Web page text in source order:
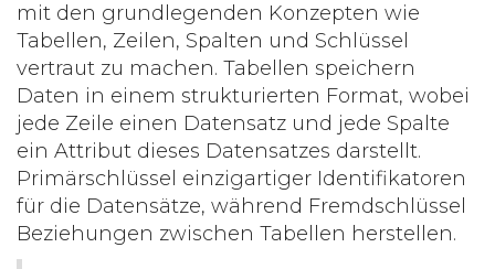
mit den grundlegenden Konzepten wie
Tabellen, Zeilen, Spalten und Schlüssel
vertraut zu machen. Tabellen speichern
Daten in einem strukturierten Format, wobei
jede Zeile einen Datensatz und jede Spalte
ein Attribut dieses Datensatzes darstellt.
Primärschlüssel einzigartiger Identifikatoren
für die Datensätze, während Fremdschlüssel
Beziehungen zwischen Tabellen herstellen.